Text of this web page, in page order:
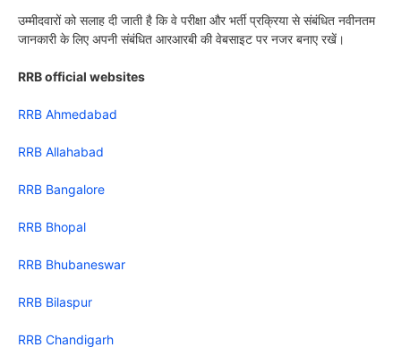
उम्मीदवारों को सलाह दी जाती है कि वे परीक्षा और भर्ती प्रक्रिया से संबंधित नवीनतम
जानकारी के लिए अपनी संबंधित आरआरबी की वेबसाइट पर नजर बनाए रखें।
RRB official websites
RRB Ahmedabad
RRB Allahabad
RRB Bangalore
RRB Bhopal
RRB Bhubaneswar
RRB Bilaspur
RRB Chandigarh